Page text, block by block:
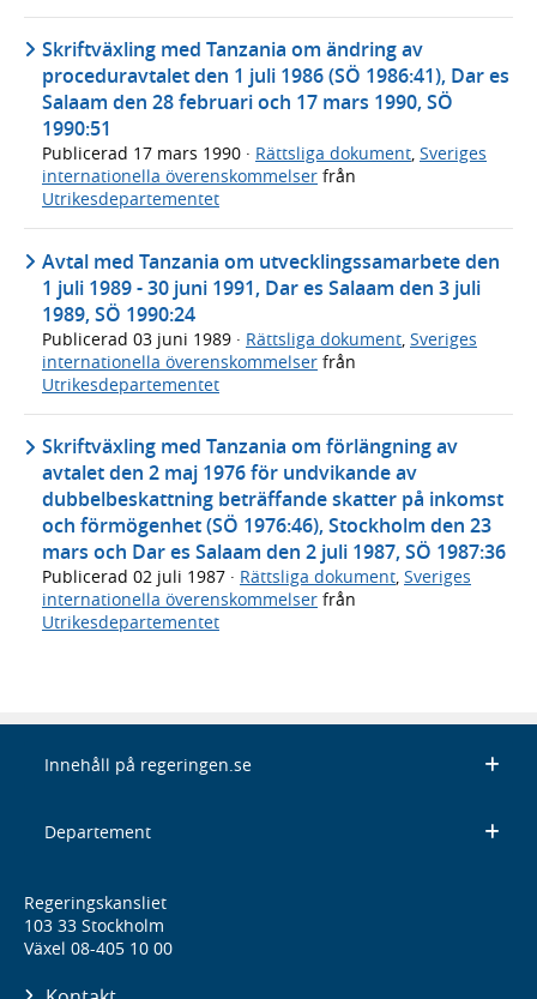
Skriftväxling med Tanzania om ändring av
proceduravtalet den 1 juli 1986 (SÖ 1986:41), Dar es
Salaam den 28 februari och 17 mars 1990, SÖ
1990:51
Publicerad 17 mars 1990 · Rättsliga dokument, Sveriges
internationella överenskommelser från
Utrikesdepartementet
Avtal med Tanzania om utvecklingssamarbete den
1 juli 1989 - 30 juni 1991, Dar es Salaam den 3 juli
1989, SÖ 1990:24
Publicerad 03 juni 1989 · Rättsliga dokument Sveriges
internationella överenskommelser från
Utrikesdepartementet
Skriftväxling med Tanzania om förlängning av
avtalet den 2 maj 1976 för undvikande av
dubbelbeskattning beträffande skatter på inkomst
och förmögenhet (SÖ 1976:46), Stockholm den 23
mars och Dar es Salaam den 2 juli 1987, SÖ 1987:36
Publicerad 02 juli 1987 · Rättsliga dokument, Sveriges
internationella överenskommelser från
Utrikesdepartementet
Innehåll på regeringen.se
Departement
Regeringskansliet
103 33 Stockholm
Växel 08-405 10 00